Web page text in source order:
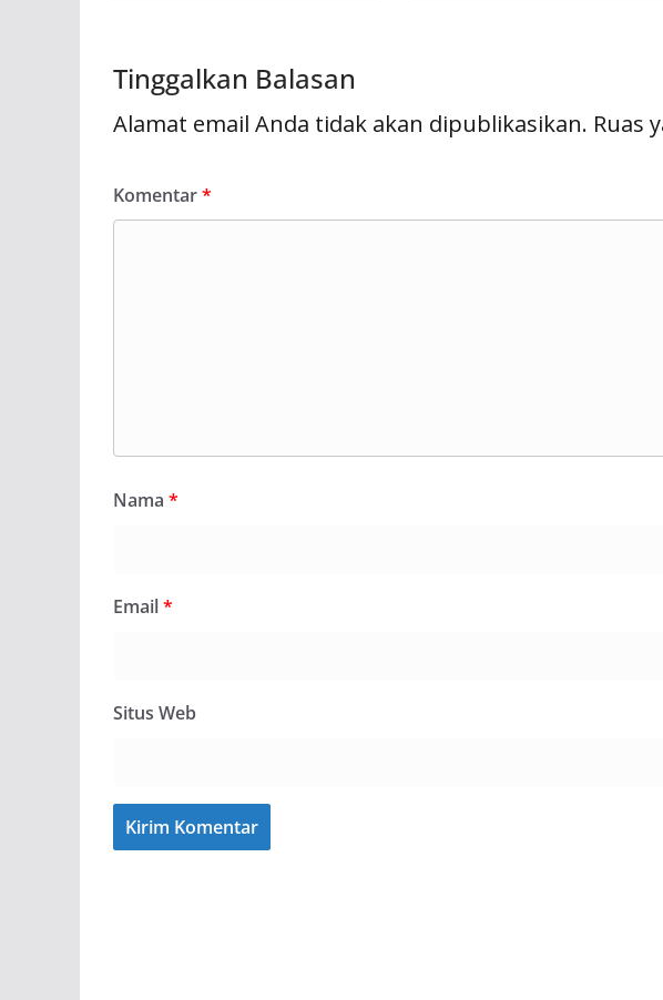
Tinggalkan Balasan
Alamat email Anda tidak akan dipublikasikan. Ruas
Komentar*
Nama *
Email*
Situs Web